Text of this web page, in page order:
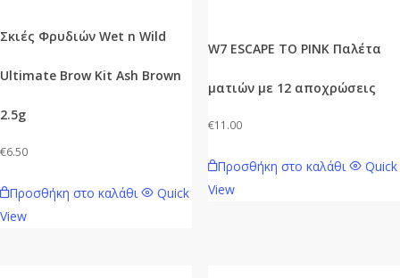
Σκιές Φρυδιών Wet n Wild
Ultimate Brow Kit Ash Brown
2.5g
€6.50
Προσθήκη στο καλάθι
Quick
View
W7 ESCAPE TO PINK Παλέτα
ματιών με 12 αποχρώσεις
€11.00
Προσθήκη στο καλάθι
Quick
View